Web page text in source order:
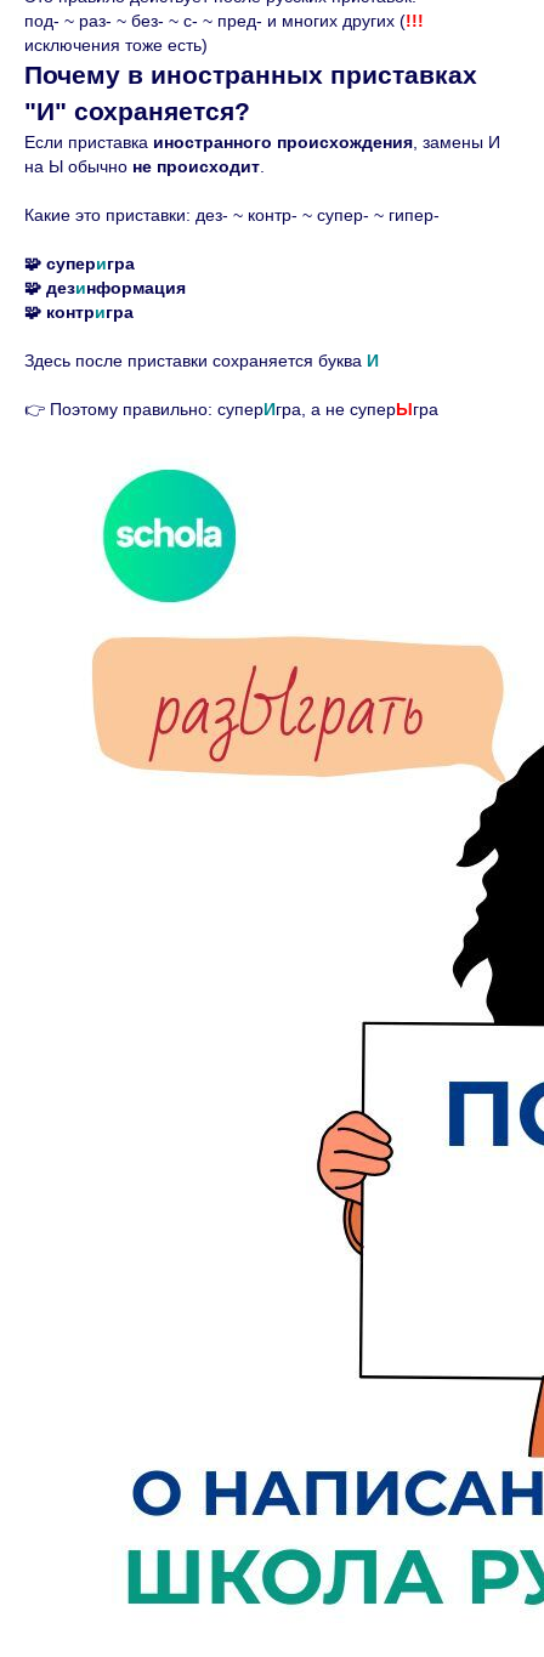
под- ~ раз- ~ без- ~ с- ~ пред- и многих других (!!!
исключения тоже есть)
Почему в иностранных приставках
"И" сохраняется?
Если приставка иностранного происхождения , замены И
на Ы обычно не происходит
Какие это приставки: дез- ~ контр- ~ супер- ~ гипер-
🧩 суперигра
🧩 дезинформация
🧩 контригра
Здесь после приставки сохраняется буква И
👉 Поэтому правильно: суперИгра, а не суперЫгра